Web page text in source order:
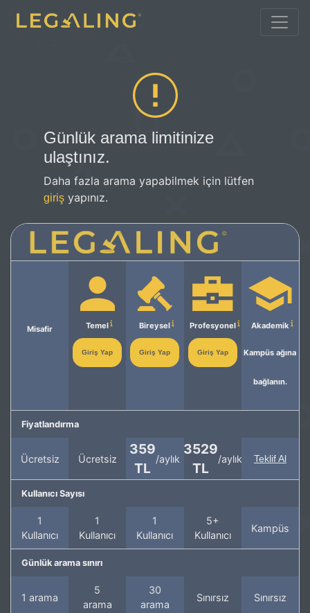
Günlük arama limitinize
ulaştınız.
Daha fazla arama yapabilmek için lütfen
giriş yapınız.
Misafir Temel
Giriş Yap
Bireysel
Giriş Yap
Profesyonel
Giriş Yap
Akademik
Kampüs ağına
bağlanın.
Fiyatlandırma
Ücretsiz Ücretsiz
359
TL
/aylık
3529
TL
/aylık Teklif Al
Kullanıcı Sayısı
1
Kullanıcı
1
Kullanıcı
1
Kullanıcı
5+
Kullanıcı
Kampüs
Günlük arama sınırı
1 arama
5
arama
30
arama
Sınırsız Sınırsız